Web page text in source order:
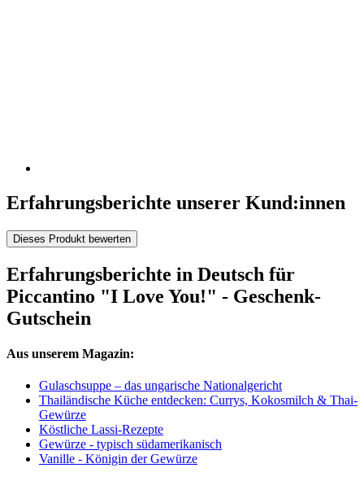
Erfahrungsberichte unserer Kund:innen
Dieses Produkt bewerten
Erfahrungsberichte in Deutsch für
Piccantino "I Love You!" - Geschenk-
Gutschein
Aus unserem Magazin:
Gulaschsuppe – das ungarische Nationalgericht
Thailändische Küche entdecken: Currys, Kokosmilch & Thai-
Gewürze
Köstliche Lassi-Rezepte
Gewürze - typisch südamerikanisch
Vanille - Königin der Gewürze